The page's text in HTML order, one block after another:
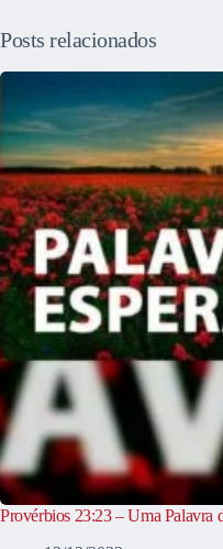
Posts relacionados
Provérbios 23:23 – Uma Palavra